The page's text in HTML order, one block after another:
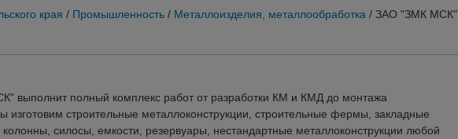
края / Промышленность / Металлоизделия, металлообработка / ЗАО "ЗМК МСК"
выполнит полный комплекс работ от разработки КМ и КМД до монтажа
изготовим строительные металлоконструкции, строительные фермы, закладные
силосы, емкости, резервуары, нестандартные металлоконструкции любой